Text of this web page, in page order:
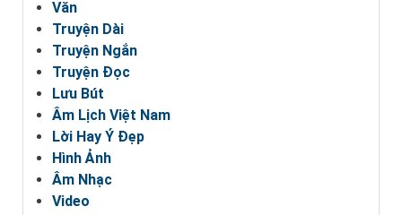
Văn
Truyện Dài
Truyện Ngắn
Truyện Đọc
Lưu Bút
Âm Lịch Việt Nam
Lời Hay Ý Đẹp
Hình Ảnh
Âm Nhạc
Video